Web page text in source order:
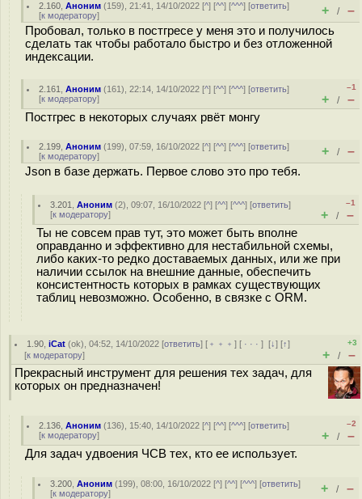
2.160 ,Аноним (159), 21:41, 14/10/2022 [^] [^^] [^^^] [ответить]
[к модератору] + / –
Пробовал, только в постгресе у меня это и получилось
сделать так чтобы работало быстро и без отложенной
индексации.
2.161 ,Аноним (161), 22:14, 14/10/2022 [^] [^^] [^^^] [ответить]
[к модератору]
–1
+ / –
Постгрес в некоторых случаях рвёт монгу
2.199 ,Аноним (199), 07:59, 16/10/2022 [^] [^^] [^^^] [ответить]
[к модератору] + / –
Json в базе держать. Первое слово это про тебя.
3.201 ,Аноним (2), 09:07, 16/10/2022 [^] [^^] [^^^] [ответить]
[к модератору]
–1
+ / –
Ты не совсем прав тут, это может быть вполне
оправданно и эффективно для нестабильной схемы,
либо каких-то редко доставаемых данных, или же при
наличии ссылок на внешние данные, обеспечить
консистентность которых в рамках существующих
таблиц невозможно. Особенно, в связке с ORM.
1.90 ,iCat (ok), 04:52, 14/10/2022 [ответить] [ ﹢﹢﹢] [ · · ·][↓] [↑]
[к модератору]
+3
+ / –
Прекрасный инструмент для решения тех задач, для
которых он предназначен!
2.136 ,Аноним (136), 15:40, 14/10/2022 [^] [^^] [^^^] [ответить]
[к модератору]
–2
+ / –
Для задач удвоения ЧСВ тех, кто ее использует.
3.200 ,Аноним (199), 08:00, 16/10/2022 [^] [^^] [^^^] [ответить]
[к модератору] + / –